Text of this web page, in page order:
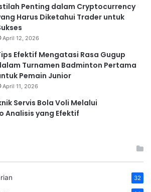
Penting dalam Cryptocurrency
Harus Diketahui Trader untuk
April 12, 2026
Efektif Mengatasi Rasa Gugup
Turnamen Badminton Pertama
Pemain Junior
April 11, 2026
Servis Bola Voli Melalui
Analisis yang Efektif
32